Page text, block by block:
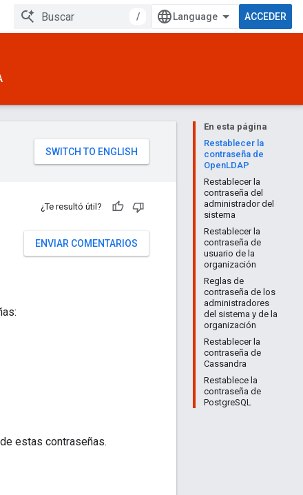
/ ACCEDER
En esta página
Restablecer la
contraseña de
OpenLDAP
Restablecer la
contraseña del
administrador del
sistema
Restablecer la
contraseña de
usuario de la
organización
Reglas de
contraseña de los
administradores
del sistema y de la
organización
Restablecer la
contraseña de
Cassandra
Restablece la
contraseña de
PostgreSQL
¿Te resultó útil?
ENVIAR COMENTARIOS
estas contraseñas.